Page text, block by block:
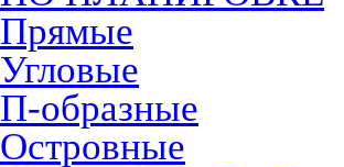
Прямые
Угловые
П-образные
Островные